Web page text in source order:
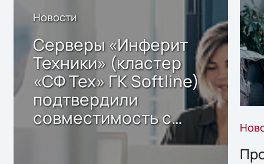
Новости
Серверы «Инферит
Техники» (кластер
«СФ Тех» ГК Softline)
подтвердили
совместимость с
решением Sharx